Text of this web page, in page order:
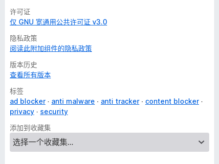
许可证
仅 GNU 宽通用公共许可证 v3.0
隐私政策
阅读此附加组件的隐私政策
版本历史
查看所有版本
标签
ad blocker
anti malware anti tracker
content blocker
privacy
security
添加到收藏集